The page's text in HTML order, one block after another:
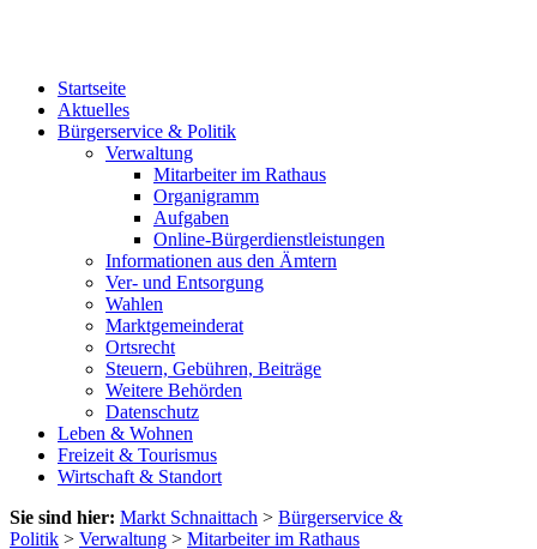
Startseite
Aktuelles
Bürgerservice & Politik
Verwaltung
Mitarbeiter im Rathaus
Organigramm
Aufgaben
Online-Bürgerdienstleistungen
Informationen aus den Ämtern
Ver- und Entsorgung
Wahlen
Marktgemeinderat
Ortsrecht
Steuern, Gebühren, Beiträge
Weitere Behörden
Datenschutz
Leben & Wohnen
Freizeit & Tourismus
Wirtschaft & Standort
Sie sind hier: Markt Schnaittach > Bürgerservice &
Politik > Verwaltung > Mitarbeiter im Rathaus